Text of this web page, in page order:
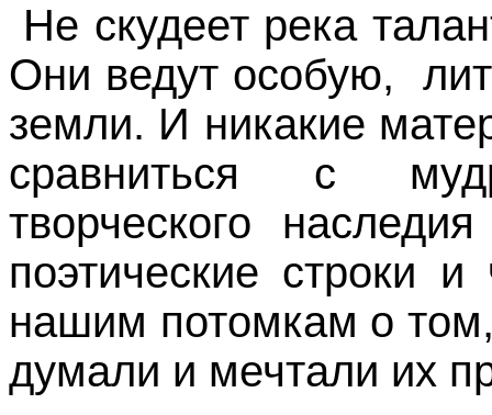
Не скудеет река
Они ведут особую,
земли. И никакие
сравниться с
творческого
поэтические строки
нашим потомкам о
думали и мечтали их